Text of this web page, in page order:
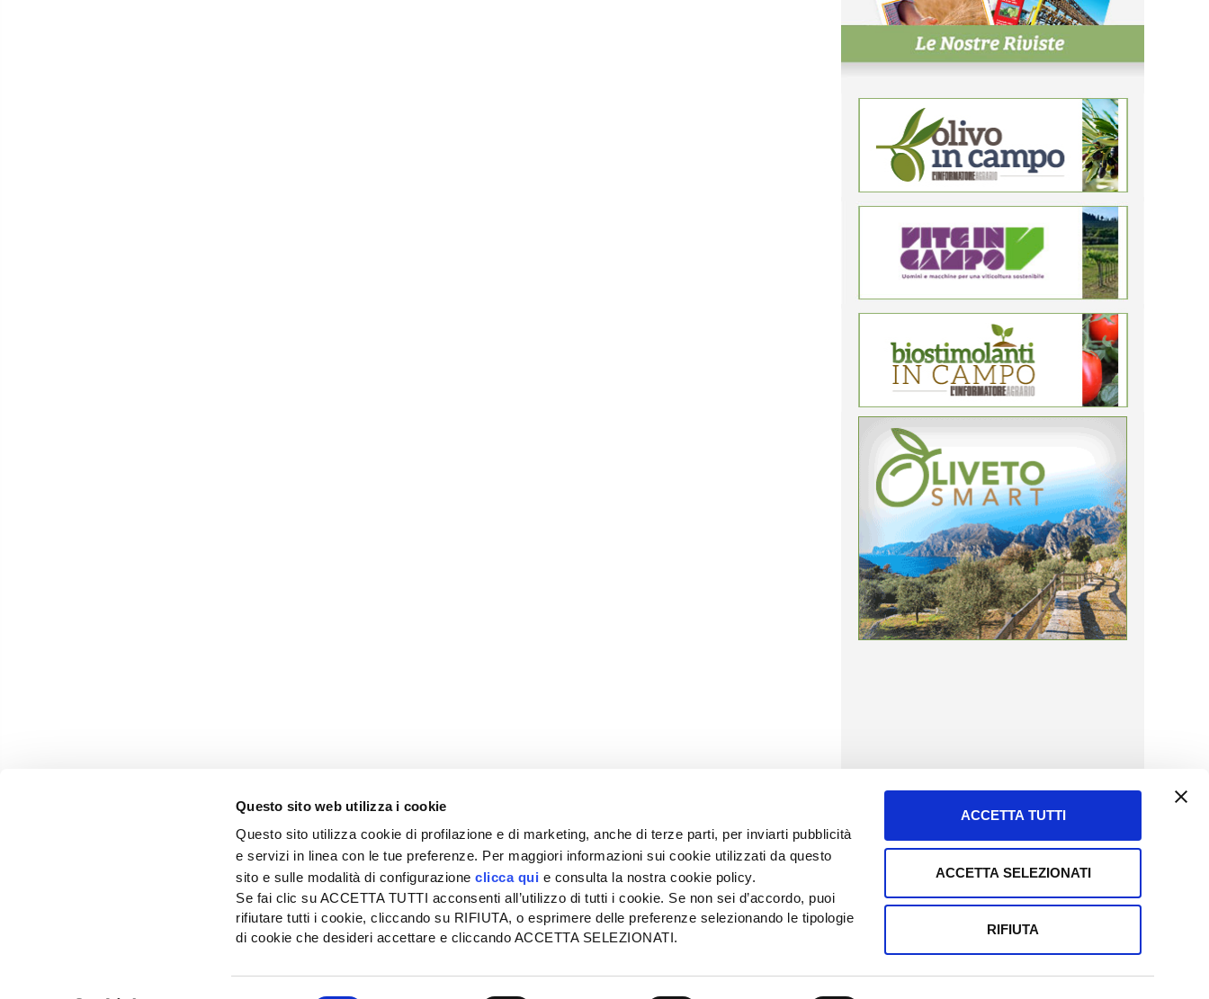
Questo sito web utilizza i cookie
Questo sito utilizza cookie di profilazione e di marketing, anche di terze parti, per inviarti pubblicità
e servizi in linea con le tue preferenze. Per maggiori informazioni sui cookie utilizzati da questo
sito e sulle modalità di configurazioneclicca qui e consulta la nostra cookie policy.
Se fai clic su ACCETTA TUTTI acconsenti all’utilizzo di tutti i cookie. Se non sei d’accordo, puoi
rifiutare tutti i cookie, cliccando su RIFIUTA, o esprimere delle preferenze selezionando le tipologie
di cookie che desideri accettare e cliccando ACCETTA SELEZIONATI.
ACCETTA TUTTI
ACCETTA SELEZIONATI
RIFIUTA
EDIZIONI L'INFORMATORE AGRARIO Srl
SEDE
Tel + 39.045.8057511
info@informatoreagrario.it
PUBBLICITÀ
Tel + 39.045.8057523
pubblicita@informatoreagrario.it
Tel + 39.045.8009480
clienti@informatoreagrario.it